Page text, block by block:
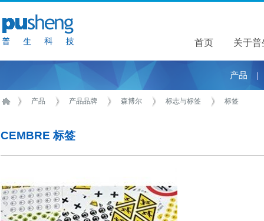
首页 关于普
关于普
产品
产品 产品品牌 森博尔 标志与标签 标签
CEMBRE 标签